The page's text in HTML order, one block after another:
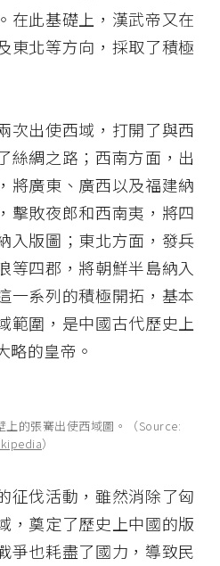
在此基礎上，漢武帝又在
東北等方向，採取了積極
次出使西域，打開了與西
絲綢之路；西南方面，出
將廣東、廣西以及福建納
擊敗夜郎和西南夷，將四
入版圖；東北方面，發兵
等四郡，將朝鮮半島納入
一系列的積極開拓，基本
範圍，是中國古代歷史上
略的皇帝。
上的張騫出使西域圖。（Source:
）
征伐活動，雖然消除了匈
，奠定了歷史上中國的版
爭也耗盡了國力，導致民